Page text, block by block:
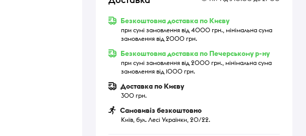
Безкоштовна доставка по Києву
при сумі замовлення від 4000 грн., мінімальна сума
замовлення від 2000 грн.
Безкоштовна доставка по Печерському р-ну
при сумі замовлення від 2000 грн., мінімальна сума
замовлення від 1000 грн.
Доставка по Києву
300 грн.
Самовивіз безкоштовно
Київ, бул. Лесі Українки, 20/22.